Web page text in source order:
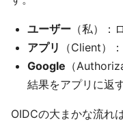
ユーザー （私）：
アプリ
（Client）
Google （
結果をアプリに返
OIDCの大まかな流れ